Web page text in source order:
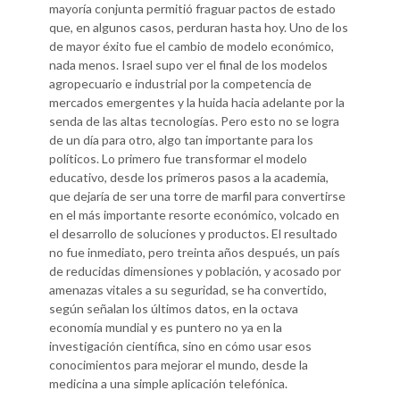
mayoría conjunta permitió fraguar pactos de estado
que, en algunos casos, perduran hasta hoy. Uno de los
de mayor éxito fue el cambio de modelo económico,
nada menos. Israel supo ver el final de los modelos
agropecuario e industrial por la competencia de
mercados emergentes y la huida hacia adelante por la
senda de las altas tecnologías. Pero esto no se logra
de un día para otro, algo tan importante para los
políticos. Lo primero fue transformar el modelo
educativo, desde los primeros pasos a la academia,
que dejaría de ser una torre de marfil para convertirse
en el más importante resorte económico, volcado en
el desarrollo de soluciones y productos. El resultado
no fue inmediato, pero treinta años después, un país
de reducidas dimensiones y población, y acosado por
amenazas vitales a su seguridad, se ha convertido,
según señalan los últimos datos, en la octava
economía mundial y es puntero no ya en la
investigación científica, sino en cómo usar esos
conocimientos para mejorar el mundo, desde la
medicina a una simple aplicación telefónica.